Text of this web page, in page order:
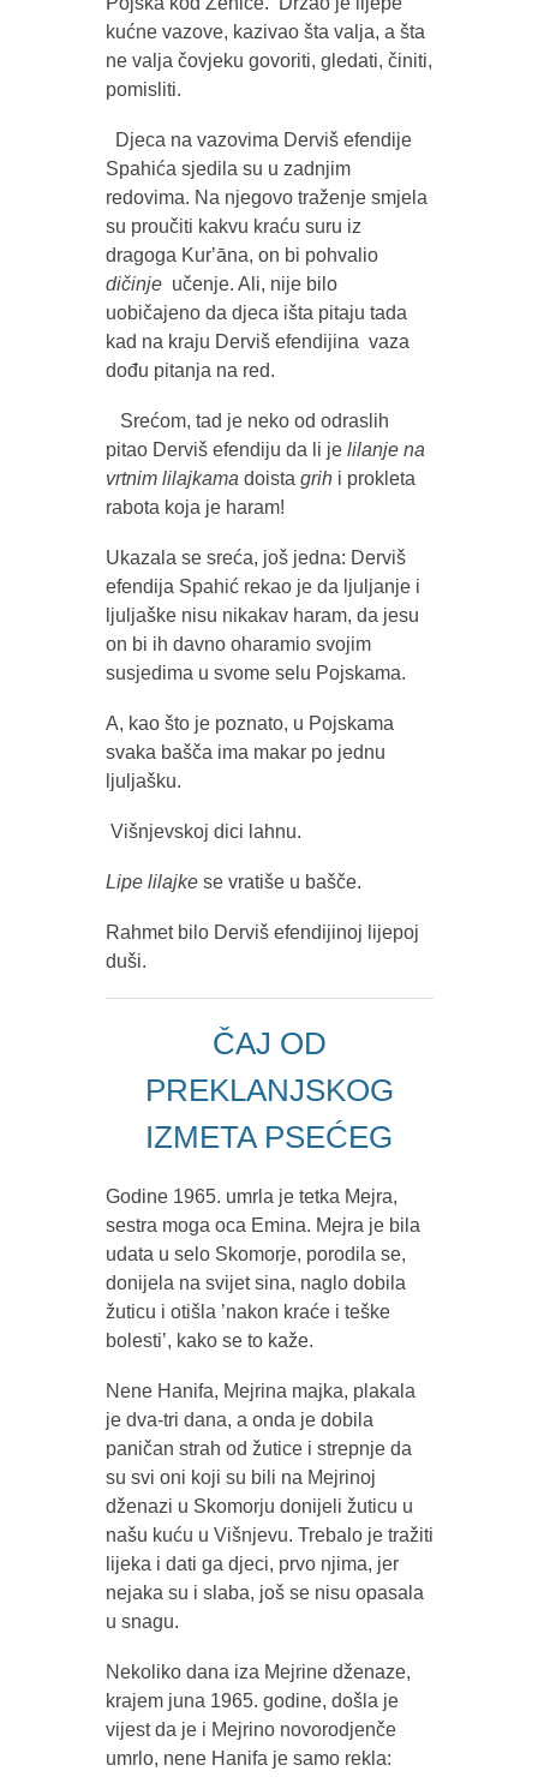
kućne vazove, kazivao šta valja, a šta
ne valja čovjeku govoriti, gledati, činiti,
pomisliti.
Djeca na vazovima Derviš efendije
Spahića sjedila su u zadnjim
redovima. Na njegovo traženje smjela
su proučiti kakvu kraću suru iz
dragoga Kurʼāna, on bi pohvalio
dičinjeučenje. Ali, nije bilo
uobičajeno da djeca išta pitaju tada
kad na kraju Derviš efendijina vaza
dođu pitanja na red.
Srećom, tad je neko od odraslih
pitao Derviš efendiju da li je lilanje na
vrtnim lilajkama doista grihi prokleta
rabota koja je haram!
Ukazala se sreća, još jedna: Derviš
efendija Spahić rekao je da ljuljanje i
ljuljaške nisu nikakav haram, da jesu
on bi ih davno oharamio svojim
susjedima u svome selu Pojskama.
A, kao što je poznato, u Pojskama
svaka bašča ima makar po jednu
ljuljašku.
Višnjevskoj dici lahnu.
Lipe lilajkese vratiše u bašče.
Rahmet bilo Derviš efendijinoj lijepoj
duši.
ČAJ OD
PREKLANJSKOG
IZMETA PSEĆEG
Godine 1965. umrla je tetka Mejra,
sestra moga oca Emina. Mejra je bila
udata u selo Skomorje, porodila se,
donijela na svijet sina, naglo dobila
žuticu i otišla ʼnakon kraće i teške
bolestiʼ, kako se to kaže.
Nene Hanifa, Mejrina majka, plakala
je dva-tri dana, a onda je dobila
paničan strah od žutice i strepnje da
su svi oni koji su bili na Mejrinoj
dženazi u Skomorju donijeli žuticu u
našu kuću u Višnjevu. Trebalo je tražiti
lijeka i dati ga djeci, prvo njima, jer
nejaka su i slaba, još se nisu opasala
u snagu.
Nekoliko dana iza Mejrine dženaze,
krajem juna 1965. godine, došla je
vijest da je i Mejrino novorodjenče
umrlo, nene Hanifa je samo rekla: